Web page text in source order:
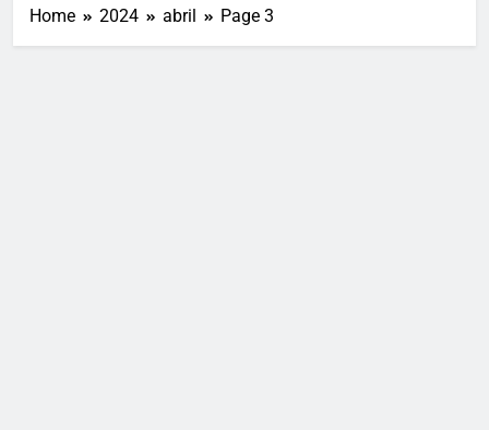
Home 2024 abril Page 3